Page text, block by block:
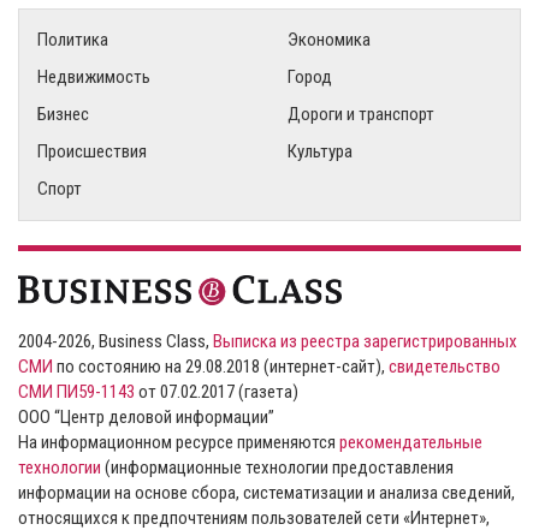
Политика
Экономика
Недвижимость
Город
Бизнес
Дороги и транспорт
Происшествия
Культура
Спорт
2004-2026, Business Class, Выписка из реестра зарегистрированных
СМИ по состоянию на 29.08.2018 (интернет-сайт), свидетельство
СМИ ПИ59-1143 от 07.02.2017 (газета)
ООО “Центр деловой информации”
На информационном ресурсе применяются рекомендательные
технологии (информационные технологии предоставления
информации на основе сбора, систематизации и анализа сведений,
относящихся к предпочтениям пользователей сети «Интернет»,